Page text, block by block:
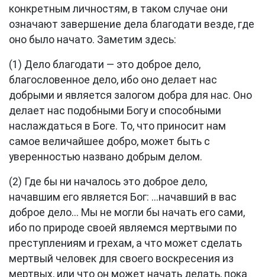
конкретным личностям, в таком случае они
означают завершение дела благодати везде, где
оно было начато. Заметим здесь:
(1) Дело благодати — это доброе дело,
благословенное дело, ибо оно делает нас
добрыми и является залогом добра для нас. Оно
делает нас подобными Богу и способными
наслаждаться в Боге. То, что приносит нам
самое величайшее добро, может быть с
уверенностью названо добрым делом.
(2) Где бы ни началось это доброе дело,
начавшим его является Бог: ...начавший в вас
доброе дело... Мы не могли бы начать его сами,
ибо по природе своей являемся мертвыми по
преступлениям и грехам, а что может сделать
мертвый человек для своего воскресения из
мертвых, или что он может начать делать, пока